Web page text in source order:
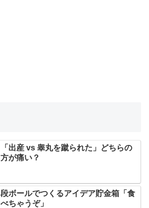
「出産 vs 睾丸を蹴られた」どちらの
方が痛い？
段ボールでつくるアイデア貯金箱「食
べちゃうぞ」